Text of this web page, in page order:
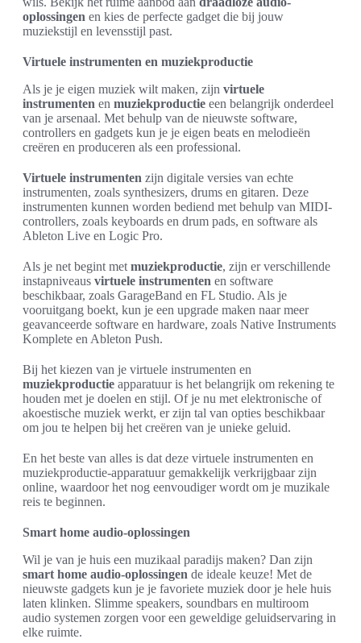
oplossingen en kies de perfecte gadget die bij jouw
muziekstijl en levensstijl past.
Virtuele instrumenten en muziekproductie
Als je je eigen muziek wilt maken, zijn virtuele
instrumenten en muziekproductie een belangrijk onderdeel
van je arsenaal. Met behulp van de nieuwste software,
controllers en gadgets kun je je eigen beats en melodieën
creëren en produceren als een professional.
Virtuele instrumenten zijn digitale versies van echte
instrumenten, zoals synthesizers, drums en gitaren. Deze
instrumenten kunnen worden bediend met behulp van MIDI-
controllers, zoals keyboards en drum pads, en software als
Ableton Live en Logic Pro.
Als je net begint met muziekproductie, zijn er verschillende
instapniveaus virtuele instrumenten en software
beschikbaar, zoals GarageBand en FL Studio. Als je
vooruitgang boekt, kun je een upgrade maken naar meer
geavanceerde software en hardware, zoals Native Instruments
Komplete en Ableton Push.
Bij het kiezen van je virtuele instrumenten en
muziekproductie apparatuur is het belangrijk om rekening te
houden met je doelen en stijl. Of je nu met elektronische of
akoestische muziek werkt, er zijn tal van opties beschikbaar
om jou te helpen bij het creëren van je unieke geluid.
En het beste van alles is dat deze virtuele instrumenten en
muziekproductie-apparatuur gemakkelijk verkrijgbaar zijn
online, waardoor het nog eenvoudiger wordt om je muzikale
reis te beginnen.
Smart home audio-oplossingen
Wil je van je huis een muzikaal paradijs maken? Dan zijn
smart home audio-oplossingen de ideale keuze! Met de
nieuwste gadgets kun je je favoriete muziek door je hele huis
laten klinken. Slimme speakers, soundbars en multiroom
audio systemen zorgen voor een geweldige geluidservaring in
elke ruimte.